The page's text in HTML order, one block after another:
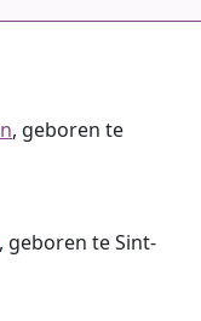
, geboren te
, geboren te Sint-